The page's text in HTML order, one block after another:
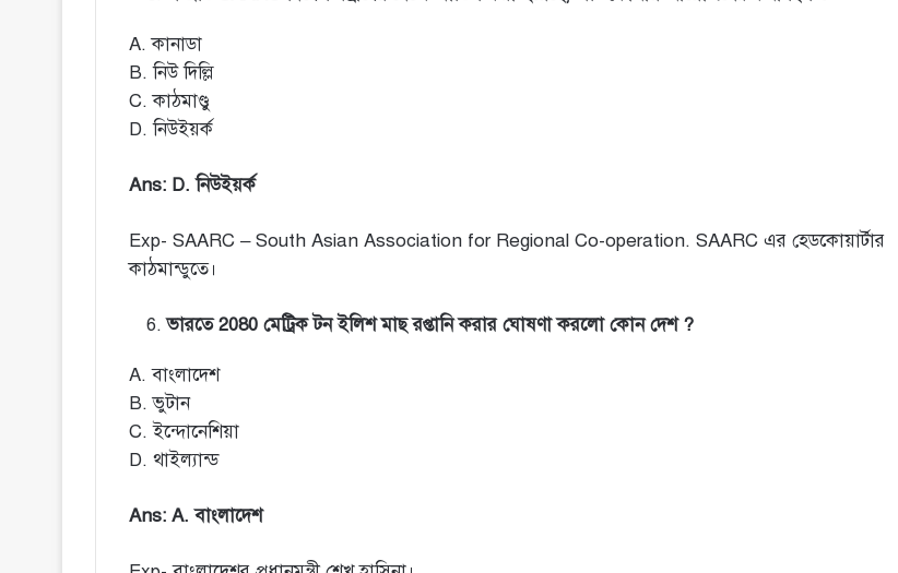
A. কানাডা
B. নিউ দিল্লি
C. কাঠমাণ্ডু
D. নিউইয়র্ক
Ans: D. নিউইয়র্ক
Exp- SAARC – South Asian Association for Regional Co-operation. SAARC এর হেডকোয়ার্টার
কাঠমান্ডুতে।
ভারতে 2080 মেট্রিক টন ইলিশ মাছ রপ্তানি করার ঘোষণা করলো কোন দেশ ?
A. বাংলাদেশ
B. ভুটান
C. ইন্দোনেশিয়া
D. থাইল্যান্ড
Ans: A. বাংলাদেশ